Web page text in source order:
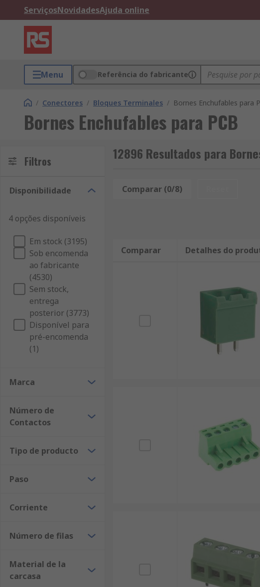
ServiçosNovidadesAjuda online
Menu Referência do fabricante
/ Conectores / Bloques Terminales / Bornes Enchufables para
Bornes Enchufables para PCB
Filtros
Disponibilidade
4 opções disponíveis
Em stock (3195)
Sob encomenda
ao fabricante
(4530)
Sem stock,
entrega
posterior (3773)
Disponível para
pré-encomenda
(1)
Marca
Número de
Contactos
Tipo de producto
Paso
Corriente
Número de filas
Material de la
carcasa
12896 Resultados para
Comparar (0/8)
Comparar Detalhes do